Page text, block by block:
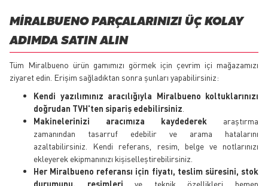
MIRALBUENO PARÇALARINIZI ÜÇ KOLAY
ADIMDA SATIN ALIN
Tüm Miralbueno ürün gamımızı görmek için çevrim içi mağazamızı
ziyaret edin. Erişim sağladıktan sonra şunları yapabilirsiniz:
Kendi yazılımınız aracılığıyla Miralbueno koltuklarınızı
doğrudan TVH'ten sipariş edebilirsiniz
Makinelerinizi aracımıza kaydederek araştırma
zamanından tasarruf edebilir ve arama hatalarını
azaltabilirsiniz. Kendi referans, resim, belge ve notlarınızı
ekleyerek ekipmanınızı kişiselleştirebilirsiniz.
Her Miralbueno referansı için fiyatı, teslim süresini, stok
durumunu, resimleri ve teknik özellikleri hemen